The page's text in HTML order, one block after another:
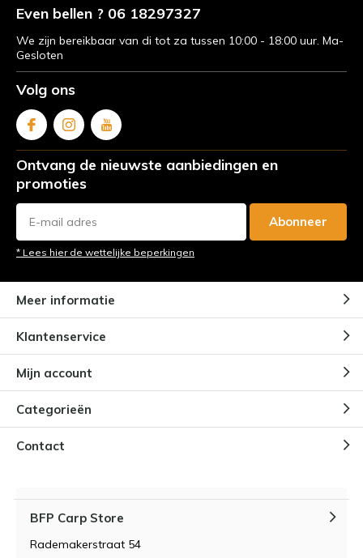
DoorChristian Bahns
Karpervissen in Frankrijk met
vriendin - Bas van den Broek
karpervissen in Frankrijk - Ruige
november trip !
Karpervissen: Welke invloed
Even bellen ? 06 18297327
We zijn bereikbaar van di tot za tussen 10:00 - 18:00 uur. Ma-
Gesloten
Volg ons
Ontvang de nieuwste aanbiedingen en
promoties
Abonneer
* Lees hier de wettelijke beperkingen
Meer informatie
Klantenservice
Mijn account
Categorieën
Contact
BFP Carp Store
Rademakerstraat 54